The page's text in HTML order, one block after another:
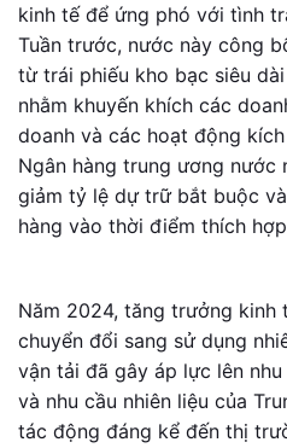
kinh tế để ứng phó với tình
Tuần trước, nước này công
từ trái phiếu kho bạc siêu
nhằm khuyến khích các
doanh và các hoạt động
Ngân hàng trung ương nước
giảm tỷ lệ dự trữ bắt buộc
hàng vào thời điểm thích
Năm 2024, tăng trưởng kinh
chuyển đổi sang sử dụng
vận tải đã gây áp lực lên
và nhu cầu nhiên liệu của
tác động đáng kể đến thị